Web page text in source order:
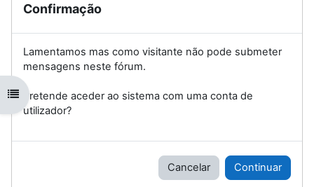
Abrir índice da disciplina
Confirmação
Lamentamos mas como visitante não pode submeter
mensagens neste fórum.
Pretende aceder ao sistema com uma conta de
utilizador?
Cancelar Continuar